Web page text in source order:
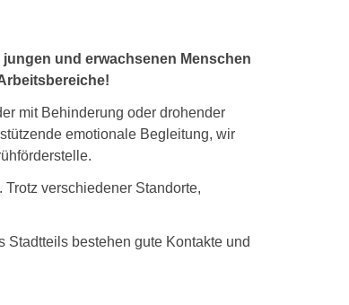
und erwachsenen Menschen
mit Behinderung oder drohender
emotionale Begleitung, wir
verschiedener Standorte,
Stadtteils bestehen gute Kontakte und